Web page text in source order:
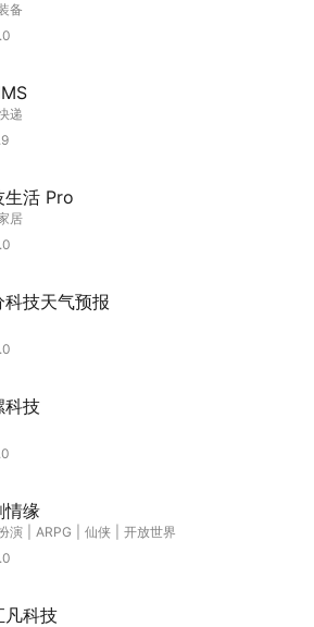
备
递
生活 Pro
居
科技天气预报
科技
情缘
演 ARPG 仙侠
开放世界
凡科技